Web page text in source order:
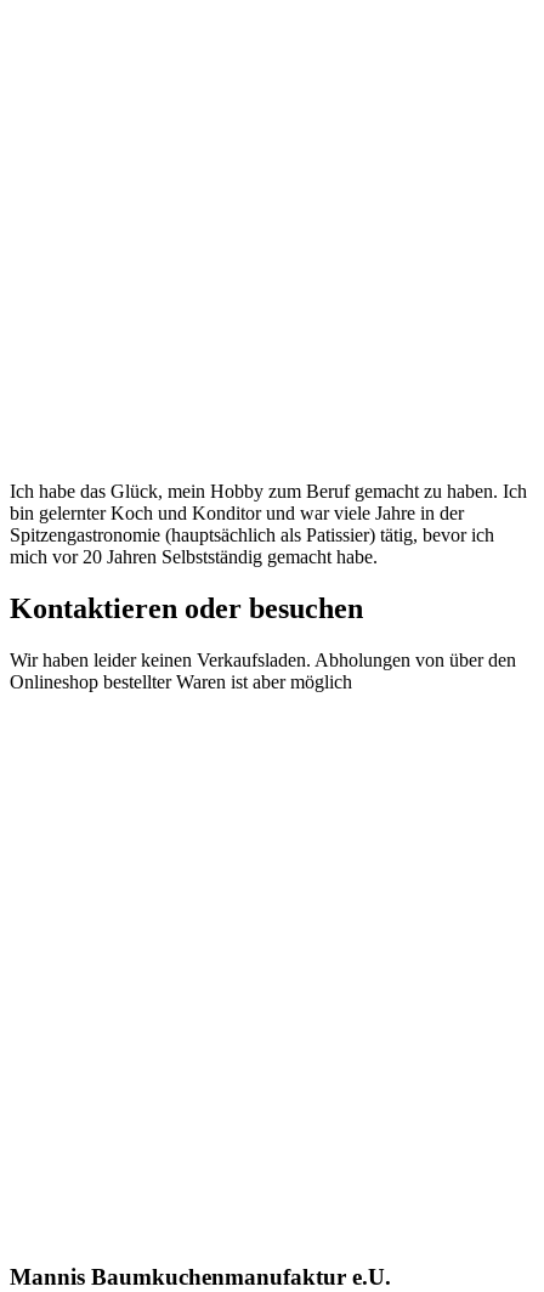
Ich habe das Glück, mein Hobby zum Beruf gemacht zu haben. Ich
bin gelernter Koch und Konditor und war viele Jahre in der
Spitzengastronomie (hauptsächlich als Patissier) tätig, bevor ich
mich vor 20 Jahren Selbstständig gemacht habe.
Kontaktieren oder besuchen
Wir haben leider keinen Verkaufsladen. Abholungen von über den
Onlineshop bestellter Waren ist aber möglich
Mannis Baumkuchenmanufaktur e.U.